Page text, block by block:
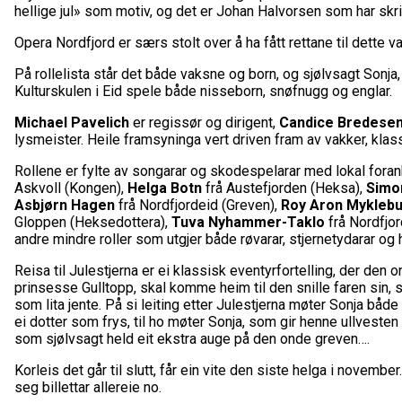
hellige jul» som motiv, og det er Johan Halvorsen som har
Opera Nordfjord er særs stolt over å ha fått rettane til dette
På rollelista står det både vaksne og born, og sjølvsagt
Kulturskulen i Eid spele både nisseborn, snøfnugg og englar.
Michael Pavelich er regissør og dirigent, Candice
lysmeister. Heile framsyninga vert driven fram av vakker,
Rollene er fylte av songarar og skodespelarar med lokal
Askvoll (Kongen), Helga Botn frå Austefjorden (Heksa),
Asbjørn Hagen frå Nordfjordeid (Greven), Roy Aron
Gloppen (Heksedottera), Tuva Nyhammer-Taklo frå
andre mindre roller som utgjer både røvarar, stjernetydarar
Reisa til Julestjerna er ei klassisk eventyrfortelling, der den
prinsesse Gulltopp, skal komme heim til den snille faren
som lita jente. På si leiting etter Julestjerna møter Sonja
ei dotter som frys, til ho møter Sonja, som gir henne
som sjølvsagt held eit ekstra auge på den onde greven….
Korleis det går til slutt, får ein vite den siste helga i
seg billettar allereie no.